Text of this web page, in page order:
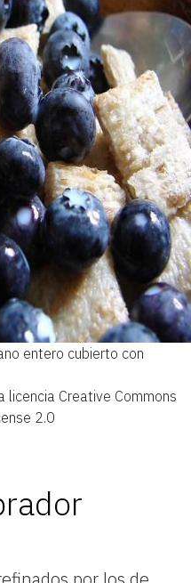
entero cubierto con
licencia Creative Commons
2.0